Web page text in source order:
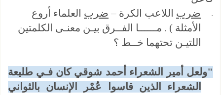
- ضرب اللاعب الكرة – ضرب العلماء أروع
الأمثلة ) . مــــــا الفــرق بيـن معنـى الكلمتين
اللتيـن تحتهما خــط ؟
"ولعل أمير الشعراء أحمد شوقي كان فـي طليعة
الشعراء الذين قاسوا عُمْر الإنسان بالثواني